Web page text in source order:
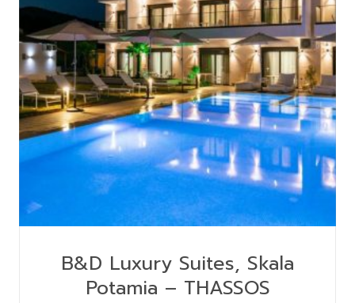
B&D Luxury Suites, Skala
Potamia – THASSOS